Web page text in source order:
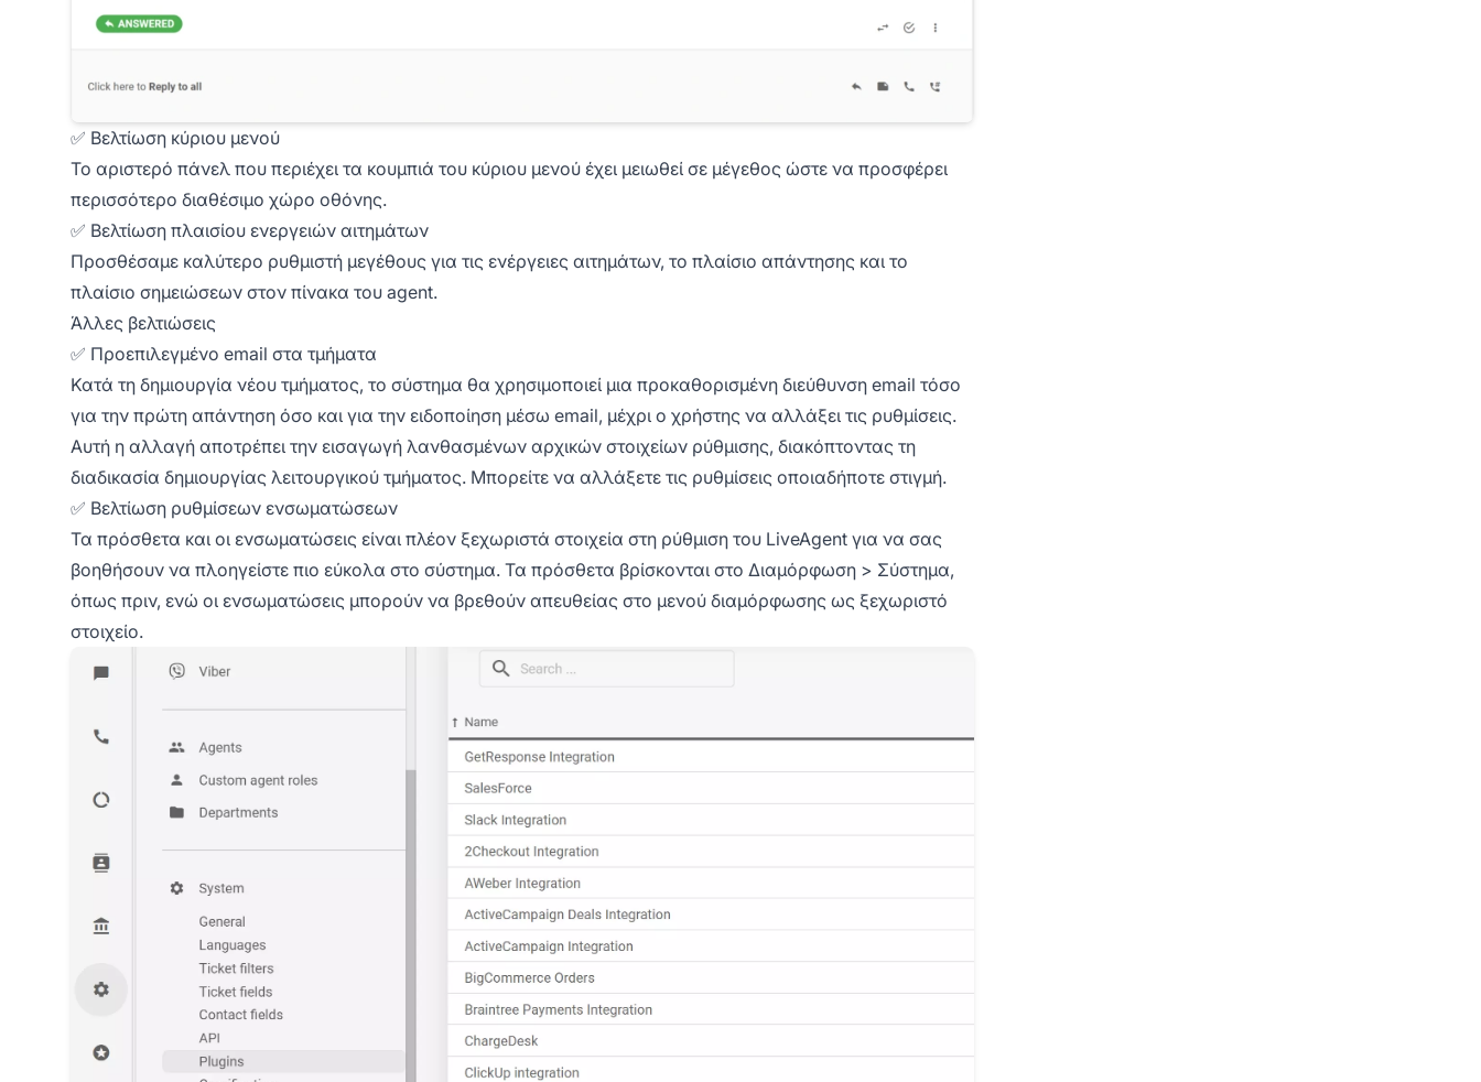
✅ Βελτίωση κύριου μενού
Το αριστερό πάνελ που περιέχει τα κουμπιά του κύριου μενού έχει μειωθεί σε μέγεθος ώστε να προσφέρει
περισσότερο διαθέσιμο χώρο οθόνης.
✅ Βελτίωση πλαισίου ενεργειών αιτημάτων
Προσθέσαμε καλύτερο ρυθμιστή μεγέθους για τις ενέργειες αιτημάτων, το πλαίσιο απάντησης και το
πλαίσιο σημειώσεων στον πίνακα του agent.
Άλλες βελτιώσεις
✅ Προεπιλεγμένο email στα τμήματα
Κατά τη δημιουργία νέου τμήματος, το σύστημα θα χρησιμοποιεί μια προκαθορισμένη διεύθυνση email τόσο
για την πρώτη απάντηση όσο και για την ειδοποίηση μέσω email, μέχρι ο χρήστης να αλλάξει τις ρυθμίσεις.
Αυτή η αλλαγή αποτρέπει την εισαγωγή λανθασμένων αρχικών στοιχείων ρύθμισης, διακόπτοντας τη
διαδικασία δημιουργίας λειτουργικού τμήματος. Μπορείτε να αλλάξετε τις ρυθμίσεις οποιαδήποτε στιγμή.
✅ Βελτίωση ρυθμίσεων ενσωματώσεων
Τα πρόσθετα και οι ενσωματώσεις είναι πλέον ξεχωριστά στοιχεία στη ρύθμιση του LiveAgent για να σας
βοηθήσουν να πλοηγείστε πιο εύκολα στο σύστημα. Τα πρόσθετα βρίσκονται στο Διαμόρφωση > Σύστημα,
όπως πριν, ενώ οι ενσωματώσεις μπορούν να βρεθούν απευθείας στο μενού διαμόρφωσης ως ξεχωριστό
στοιχείο.